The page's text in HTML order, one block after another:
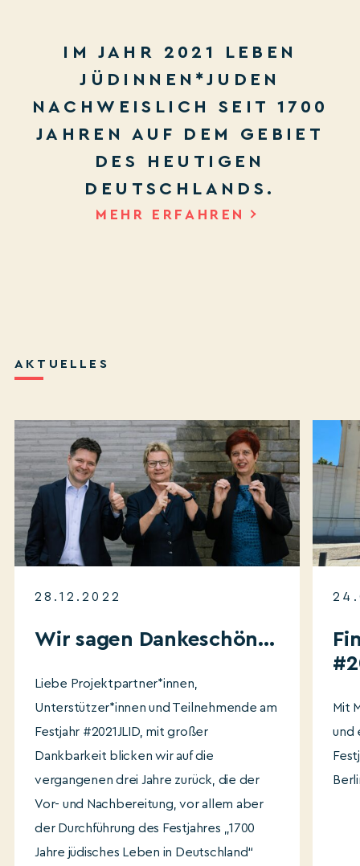
IM JAHR 2021 LEBEN
JÜDINNEN*JUDEN
NACHWEISLICH SEIT 1700
JAHREN AUF DEM GEBIET
DES HEUTIGEN
DEUTSCHLANDS.
MEHR ERFAHREN
AKTUELLES
28.12.2022
Wir sagen Dankeschön…
Liebe Projektpartner*innen,
Unterstützer*innen und Teilnehmende am
Festjahr #2021JLID, mit großer
Dankbarkeit blicken wir auf die
vergangenen drei Jahre zurück, die der
Vor- und Nachbereitung, vor allem aber
der Durchführung des Festjahres „1700
Jahre jüdisches Leben in Deutschland“
Mit
und